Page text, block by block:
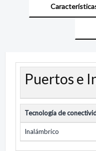
Puertos e
Tecnología de
Inalámbrico